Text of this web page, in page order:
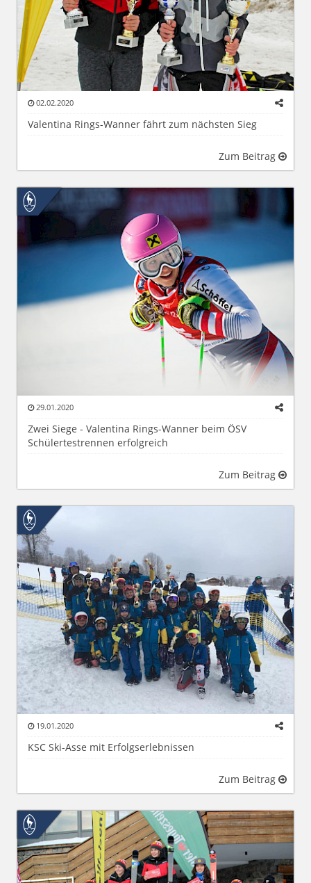
02.02.2020
Valentina Rings-Wanner fährt zum nächsten Sieg
Zum Beitrag
29.01.2020
Zwei Siege - Valentina Rings-Wanner beim ÖSV
Schülertestrennen erfolgreich
Zum Beitrag
19.01.2020
KSC Ski-Asse mit Erfolgserlebnissen
Zum Beitrag